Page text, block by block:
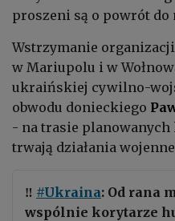
proszeni są o powrót
Wstrzymanie
w Mariupolu i w
ukraińskiej cywilno-
obwodu donieckiego
- na trasie
trwają działania
‼ #Ukraina: Od rana
wspólnie korytarze